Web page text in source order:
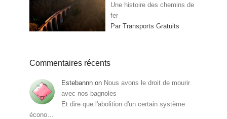
Une histoire des chemins de
fer
Par Transports Gratuits
Commentaires récents
Estebannn on Nous avons le droit de mourir
avec nos bagnoles
Et dire que l'abolition d'un certain système
écono…